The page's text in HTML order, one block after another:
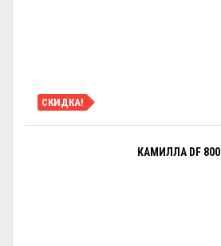
СКИДКА!
КАМИЛЛА DF 800